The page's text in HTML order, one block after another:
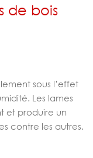
de bois
sous l’effet
Les lames
et produire un
contre les autres.